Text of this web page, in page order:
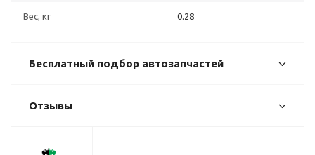
Вес, кг 0.28
Бесплатный подбор автозапчастей
Отзывы